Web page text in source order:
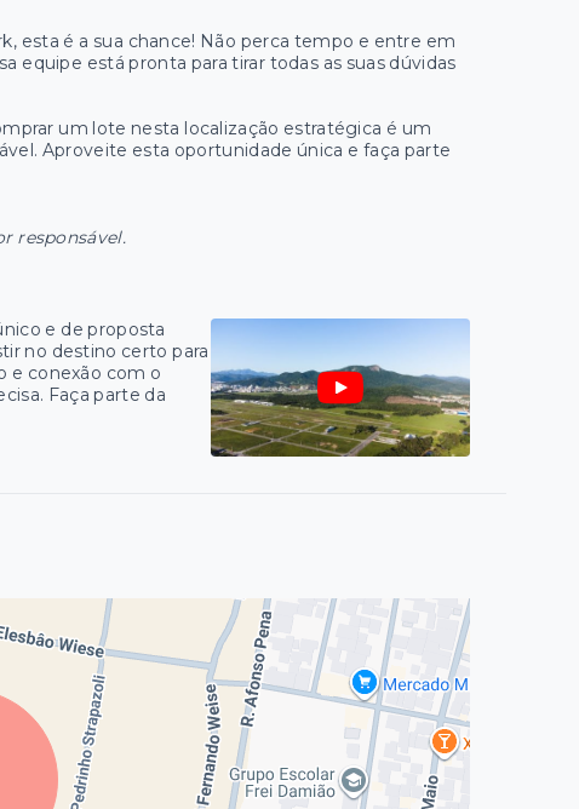
esta é a sua chance! Não perca tempo e entre em
equipe está pronta para tirar todas as suas dúvidas
um lote nesta localização estratégica é um
Aproveite esta oportunidade única e faça parte
responsável.
e de proposta
no destino certo para
e conexão com o
Faça parte da